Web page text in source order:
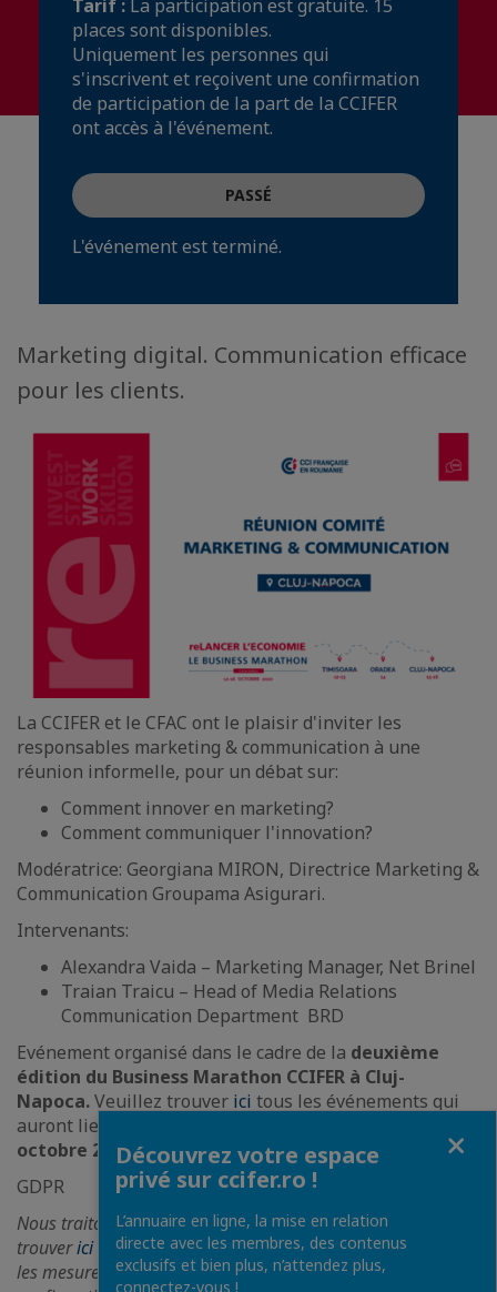
Tarif : La participation est gratuite. 15
places sont disponibles.
Uniquement les personnes qui
s'inscrivent et reçoivent une confirmation
de participation de la part de la CCIFER
ont accès à l'événement.
PASSÉ
L'événement est terminé.
Marketing digital. Communication efficace
pour les clients.
La CCIFER et le CFAC ont le plaisir d'inviter les
responsables marketing & communication à une
réunion informelle, pour un débat sur:
Comment innover en marketing?
Comment communiquer l'innovation?
Modératrice: Georgiana MIRON, Directrice Marketing &
Communication Groupama Asigurari.
Intervenants:
Alexandra Vaida – Marketing Manager, Net Brinel
Traian Traicu – Head of Media Relations
Communication Department BRD
Evénement organisé dans le cadre de la deuxième
édition du Business Marathon CCIFER à Cluj-
Napoca.Veuillez trouver ici tous les événements qui
auront lieu à Cluj-Napoca pendant la période
octobre 2020.
GDPR
Nous traitons les données de manière responsable, veuillez
trouverici
des détails sur la façon dont elles sont traitées et
les mesures de protection de la confidentialité. La
Découvrez votre espace
privé sur ccifer.ro !
L’annuaire en ligne, la mise en relation
directe avec les membres, des contenus
exclusifs et bien plus, n’attendez plus,
connectez-vous !